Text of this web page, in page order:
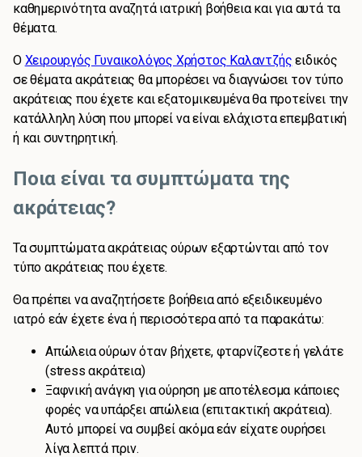
καθημερινότητα αναζητά ιατρική βοήθεια και για αυτά τα
θέματα.
Ο Χειρουργός Γυναικολόγος Χρήστος Καλαντζής ειδικός
σε θέματα ακράτειας θα μπορέσει να διαγνώσει τον τύπο
ακράτειας που έχετε και εξατομικευμένα θα προτείνει την
κατάλληλη λύση που μπορεί να είναι ελάχιστα επεμβατική
ή και συντηρητική.
Ποια είναι τα συμπτώματα της
ακράτειας?
Τα συμπτώματα ακράτειας ούρων εξαρτώνται από τον
τύπο ακράτειας που έχετε.
Θα πρέπει να αναζητήσετε βοήθεια από εξειδικευμένο
ιατρό εάν έχετε ένα ή περισσότερα από τα παρακάτω:
Απώλεια ούρων όταν βήχετε, φταρνίζεστε ή γελάτε
(stress ακράτεια)
Ξαφνική ανάγκη για ούρηση με αποτέλεσμα κάποιες
φορές να υπάρξει απώλεια (επιτακτική ακράτεια).
Αυτό μπορεί να συμβεί ακόμα εάν είχατε ουρήσει
λίγα λεπτά πριν.